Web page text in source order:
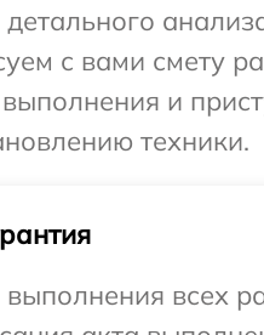
с вами смету
и
техники.
всех